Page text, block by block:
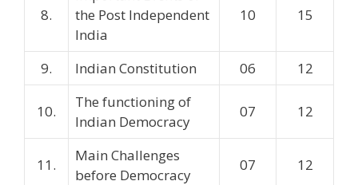
8.
the Post Independent
India
10 15
9. Indian Constitution 06 12
10.
The functioning of
Indian Democracy
07 12
11.
Main Challenges
before Democracy
07 12